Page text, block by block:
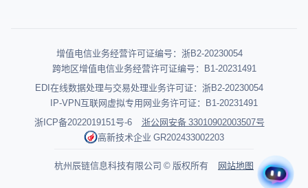
增值电信业务经营许可证编号：浙B2-20230054
跨地区增值电信业务经营许可证编号：B1-20231491
EDI在线数据处理与交易处理业务许可证：浙B2-20230054
IP-VPN互联网虚拟专用网业务许可证：B1-20231491
浙ICP备2022019151号-6
浙公网安备 33010902003507号
高新技术企业 GR202433002203
杭州辰链信息科技有限公司 © 版权所有 网站地图